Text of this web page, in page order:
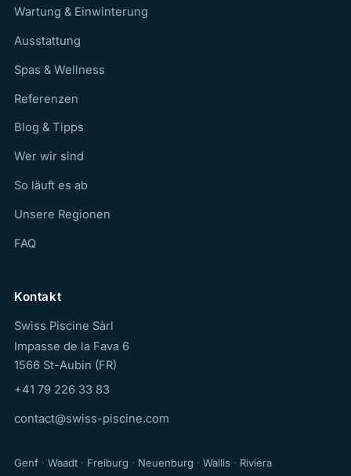
Wartung & Einwinterung
Ausstattung
Spas & Wellness
Referenzen
Blog & Tipps
Wer wir sind
So läuft es ab
Unsere Regionen
FAQ
Kontakt
Swiss Piscine Sàrl
Impasse de la Fava 6
1566 St-Aubin (FR)
+41 79 226 33 83
contact@swiss-piscine.com
Genf· Waadt· Freiburg · Neuenburg · Wallis· Riviera